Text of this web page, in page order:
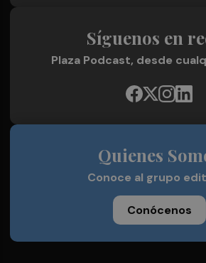
Síguenos en
Plaza Podcast, desde
Quienes
Conoce al grupo
Conócenos